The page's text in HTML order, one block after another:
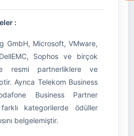
:
GmbH, Microsoft, VMware,
Sophos ve birçok
resmi partnerliklere ve
Ayrıca Telekom Business
Business Partner
farklı kategorilerde ödüller
belgelemiştir.